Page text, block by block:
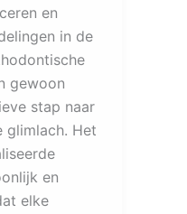
en
in de
gewoon
stap naar
glimlach. Het
en
elke